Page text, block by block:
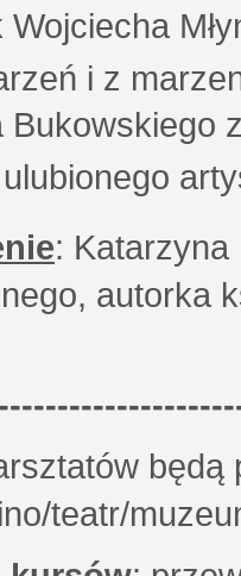
Wojciecha
i z
Bukowskiego
: Katarzyna
autorka
będą
teatr/